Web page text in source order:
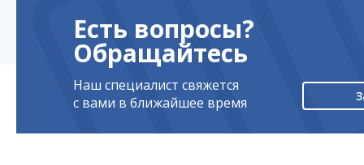
Есть вопросы?
Обращайтесь
Наш специалист свяжется
с вами в ближайшее время